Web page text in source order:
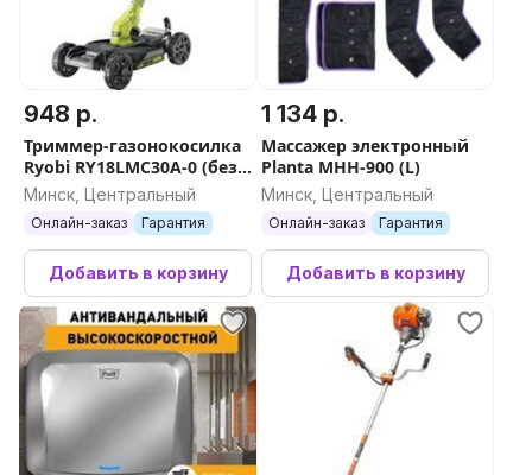
948 р.
Триммер-газонокосилка
Ryobi RY18LMC30A-0 (без
АКБ)
Минск, Центральный
Онлайн-заказ Гарантия
Добавить в корзину
1 134 р.
Массажер электронный
Planta MHH-900 (L)
Минск, Центральный
Онлайн-заказ Гарантия
Добавить в корзину